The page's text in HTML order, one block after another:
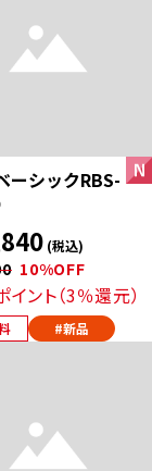
ーシックRBS-
(税込)
10%OFF
ント（3％還元）
#新品